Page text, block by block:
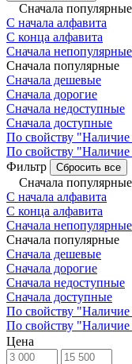
Сначала популярные
С начала алфавита
С конца алфавита
Сначала непопулярные
Сначала популярные
Сначала дешевые
Сначала дорогие
Сначала недоступные
Сначала доступные
По свойству "Наличие
По свойству
Фильтр
Сбросить все
Сначала популярные
С начала алфавита
С конца алфавита
Сначала непопулярные
Сначала популярные
Сначала дешевые
Сначала дорогие
Сначала недоступные
Сначала доступные
По свойству "Наличие
По свойству
Цена